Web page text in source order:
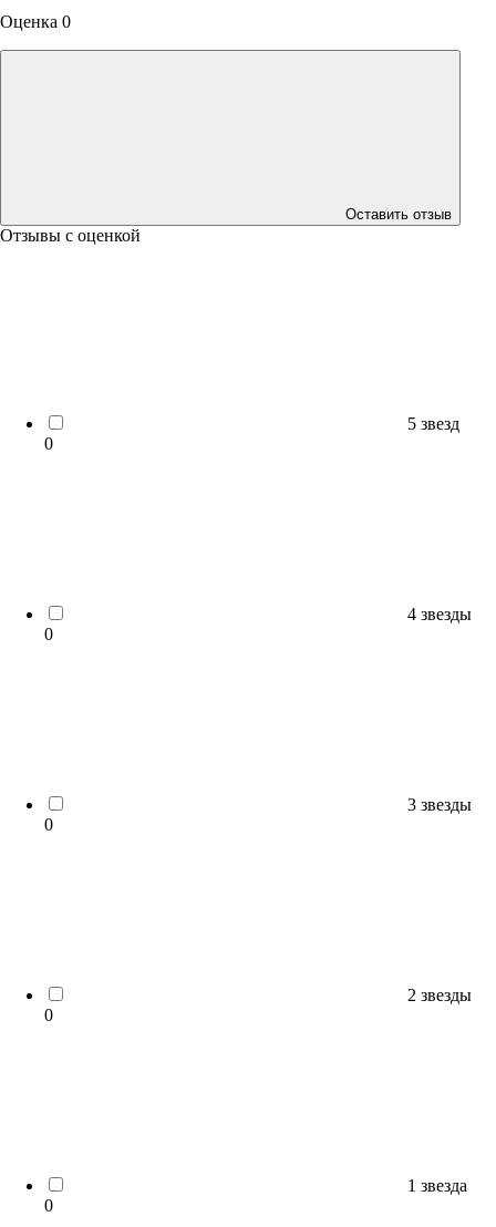
Оценка 0
Оставить отзыв
Отзывы с оценкой
5 звезд
0
4 звезды
0
3 звезды
0
2 звезды
0
1 звезда
0